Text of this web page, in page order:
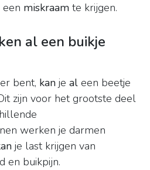
miskraam te krijgen.
al een buikje
bent, kan je al een beetje
zijn voor het grootste deel
werken je darmen
je last krijgen van
en buikpijn.